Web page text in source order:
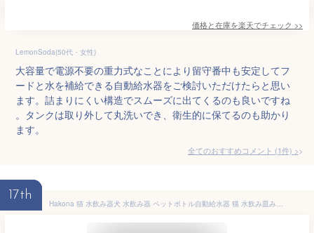
価格と在庫を楽天でチェック >>
LemonSoda(50代・女性)
大容量で電源不要の重力式なことにより留守番中も安定してフ
ードと水を補給できる自動給水器をご検討いただけたらと思い
ます。詰まりにくい構造でスムーズに出てくるのも良いですね
。タンクは取り外して丸洗いでき、衛生的に保てるのも助かり
ます。
全てのおすすめコメント (1件) >
17th
Hakona 猫 水飲み器犬 水飲み器 ペットボトル自動給水器 猫 水飲み皿みずのみ器 犬給水器スタンド固定浄水器 ねこペット 水飲み器ウサギ 水飲み器自動水やり器 猫給水機大容量 電源不要 プラスチックペット用品 500ML短期出張 熱中症を防ぐ (白色)